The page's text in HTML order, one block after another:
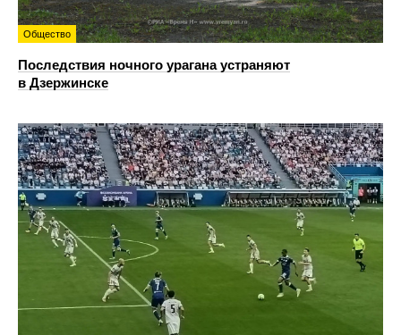
Общество
Последствия ночного урагана устраняют
в Дзержинске